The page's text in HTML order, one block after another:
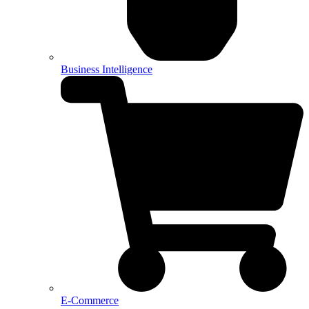
Business Intelligence
E-Commerce